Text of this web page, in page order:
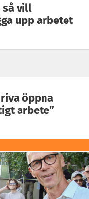
så vill
upp arbetet
öppna
arbete”